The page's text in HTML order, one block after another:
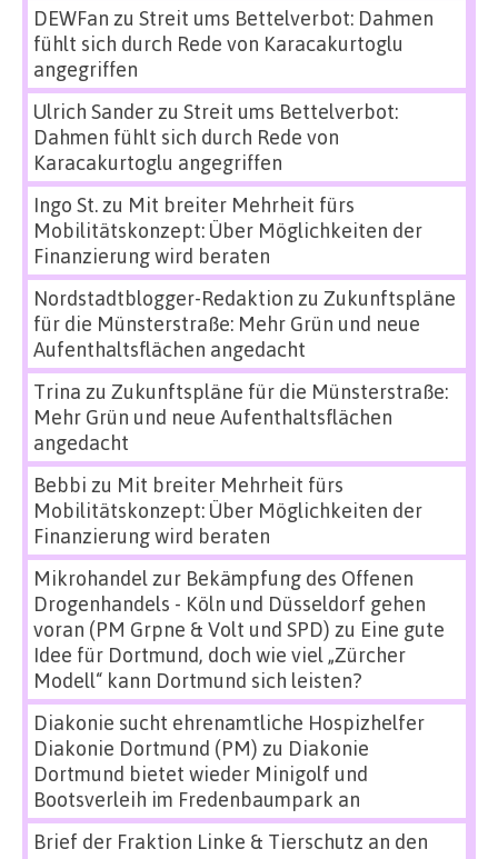
DEWFan zu Streit ums Bettelverbot: Dahmen
fühlt sich durch Rede von Karacakurtoglu
angegriffen
Ulrich Sanderzu Streit ums Bettelverbot:
Dahmen fühlt sich durch Rede von
Karacakurtoglu angegriffen
Ingo St.zu Mit breiter Mehrheit fürs
Mobilitätskonzept: Über Möglichkeiten der
Finanzierung wird beraten
Nordstadtblogger-Redaktion zu Zukunftspläne
für die Münsterstraße: Mehr Grün und neue
Aufenthaltsflächen angedacht
Trina zu Zukunftspläne für die Münsterstraße:
Mehr Grün und neue Aufenthaltsflächen
angedacht
Bebbi zu Mit breiter Mehrheit fürs
Mobilitätskonzept: Über Möglichkeiten der
Finanzierung wird beraten
Mikrohandel zur Bekämpfung des Offenen
Drogenhandels - Köln und Düsseldorf gehen
voran (PM Grpne & Volt und SPD) zu Eine gute
Idee für Dortmund, doch wie viel „Zürcher
Modell“ kann Dortmund sich leisten?
Diakonie sucht ehrenamtliche Hospizhelfer
Diakonie Dortmund (PM) zu Diakonie
Dortmund bietet wieder Minigolf und
Bootsverleih im Fredenbaumpark an
Brief der Fraktion Linke & Tierschutz an den